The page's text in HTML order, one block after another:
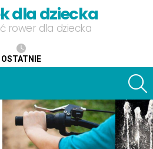
dla dziecka
rower dla dziecka
OSTATNIE